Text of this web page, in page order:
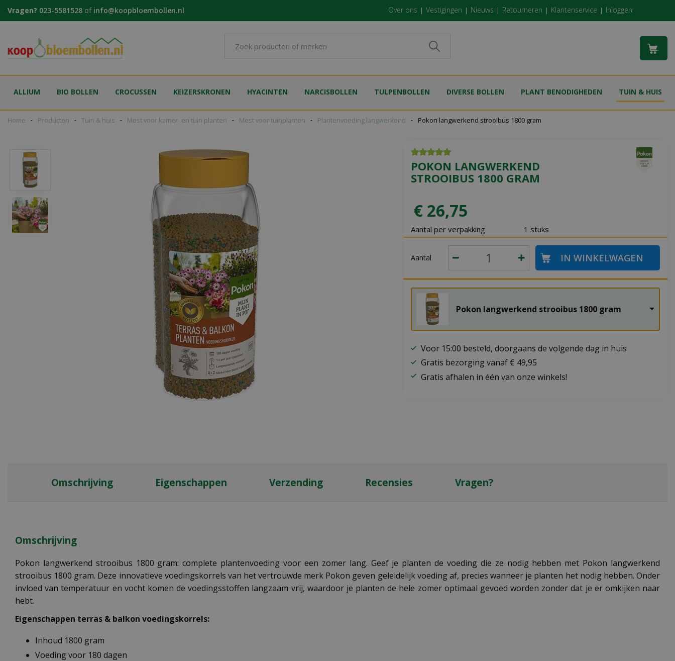
naar
Home Producten Tuin & huis Mest voor kamer- en tuin planten Mest voor tuinplanten Plantenvoeding langwerkend Pokon langwerkend strooibus 1800 gram
Vragen? 023-5581528 of info@koopbloembollen.nl Over ons Vestigingen Nieuws Retourneren Klantenservice Inloggen
ALLIUM BIO BOLLEN CROCUSSEN KEIZERSKRONEN HYACINTEN NARCISBOLLEN TULPENBOLLEN DIVERSE BOLLEN PLANT BENODIGHEDEN TUIN & HUIS
POKON LANGWERKEND
STROOIBUS 1800 GRAM
€ 26,75
Aantal per verpakking 1 stuks
Aantal
Pokon langwerkend strooibus 1800 gram
Voor 15:00 besteld, doorgaans de volgende dag in huis
Gratis bezorging vanaf € 49,95
Gratis afhalen in één van onze winkels!
Omschrijving Eigenschappen Verzending Recensies Vragen?
Omschrijving
Pokon langwerkend strooibus 1800 gram: complete plantenvoeding voor een zomer lang. Geef je planten de voeding die ze nodig hebben met Pokon langwerkend
strooibus 1800 gram. Deze innovatieve voedingskorrels van het vertrouwde merk Pokon geven geleidelijk voeding af, precies wanneer je planten het nodig hebben. Onder
invloed van temperatuur en vocht komen de voedingsstoffen langzaam vrij, waardoor je planten de hele zomer optimaal gevoed worden zonder dat je er omkijken naar
hebt.
Eigenschappen terras & balkon voedingskorrels:
Inhoud 1800 gram
Voeding voor 180 dagen